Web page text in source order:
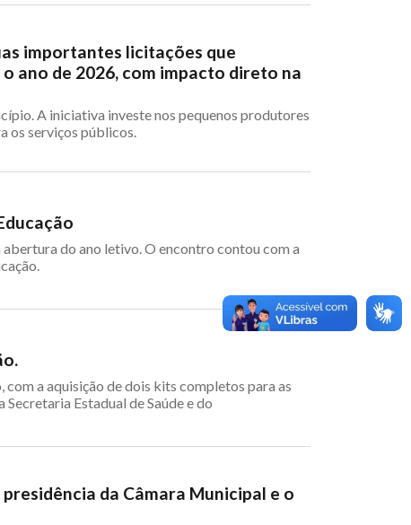
importantes licitações que
ano de 2026, com impacto direto na
A iniciativa investe nos pequenos produtores
os serviços públicos.
do ano letivo. O encontro contou com a
a aquisição de dois kits completos para as
Estadual de Saúde e do
da Câmara Municipal e o